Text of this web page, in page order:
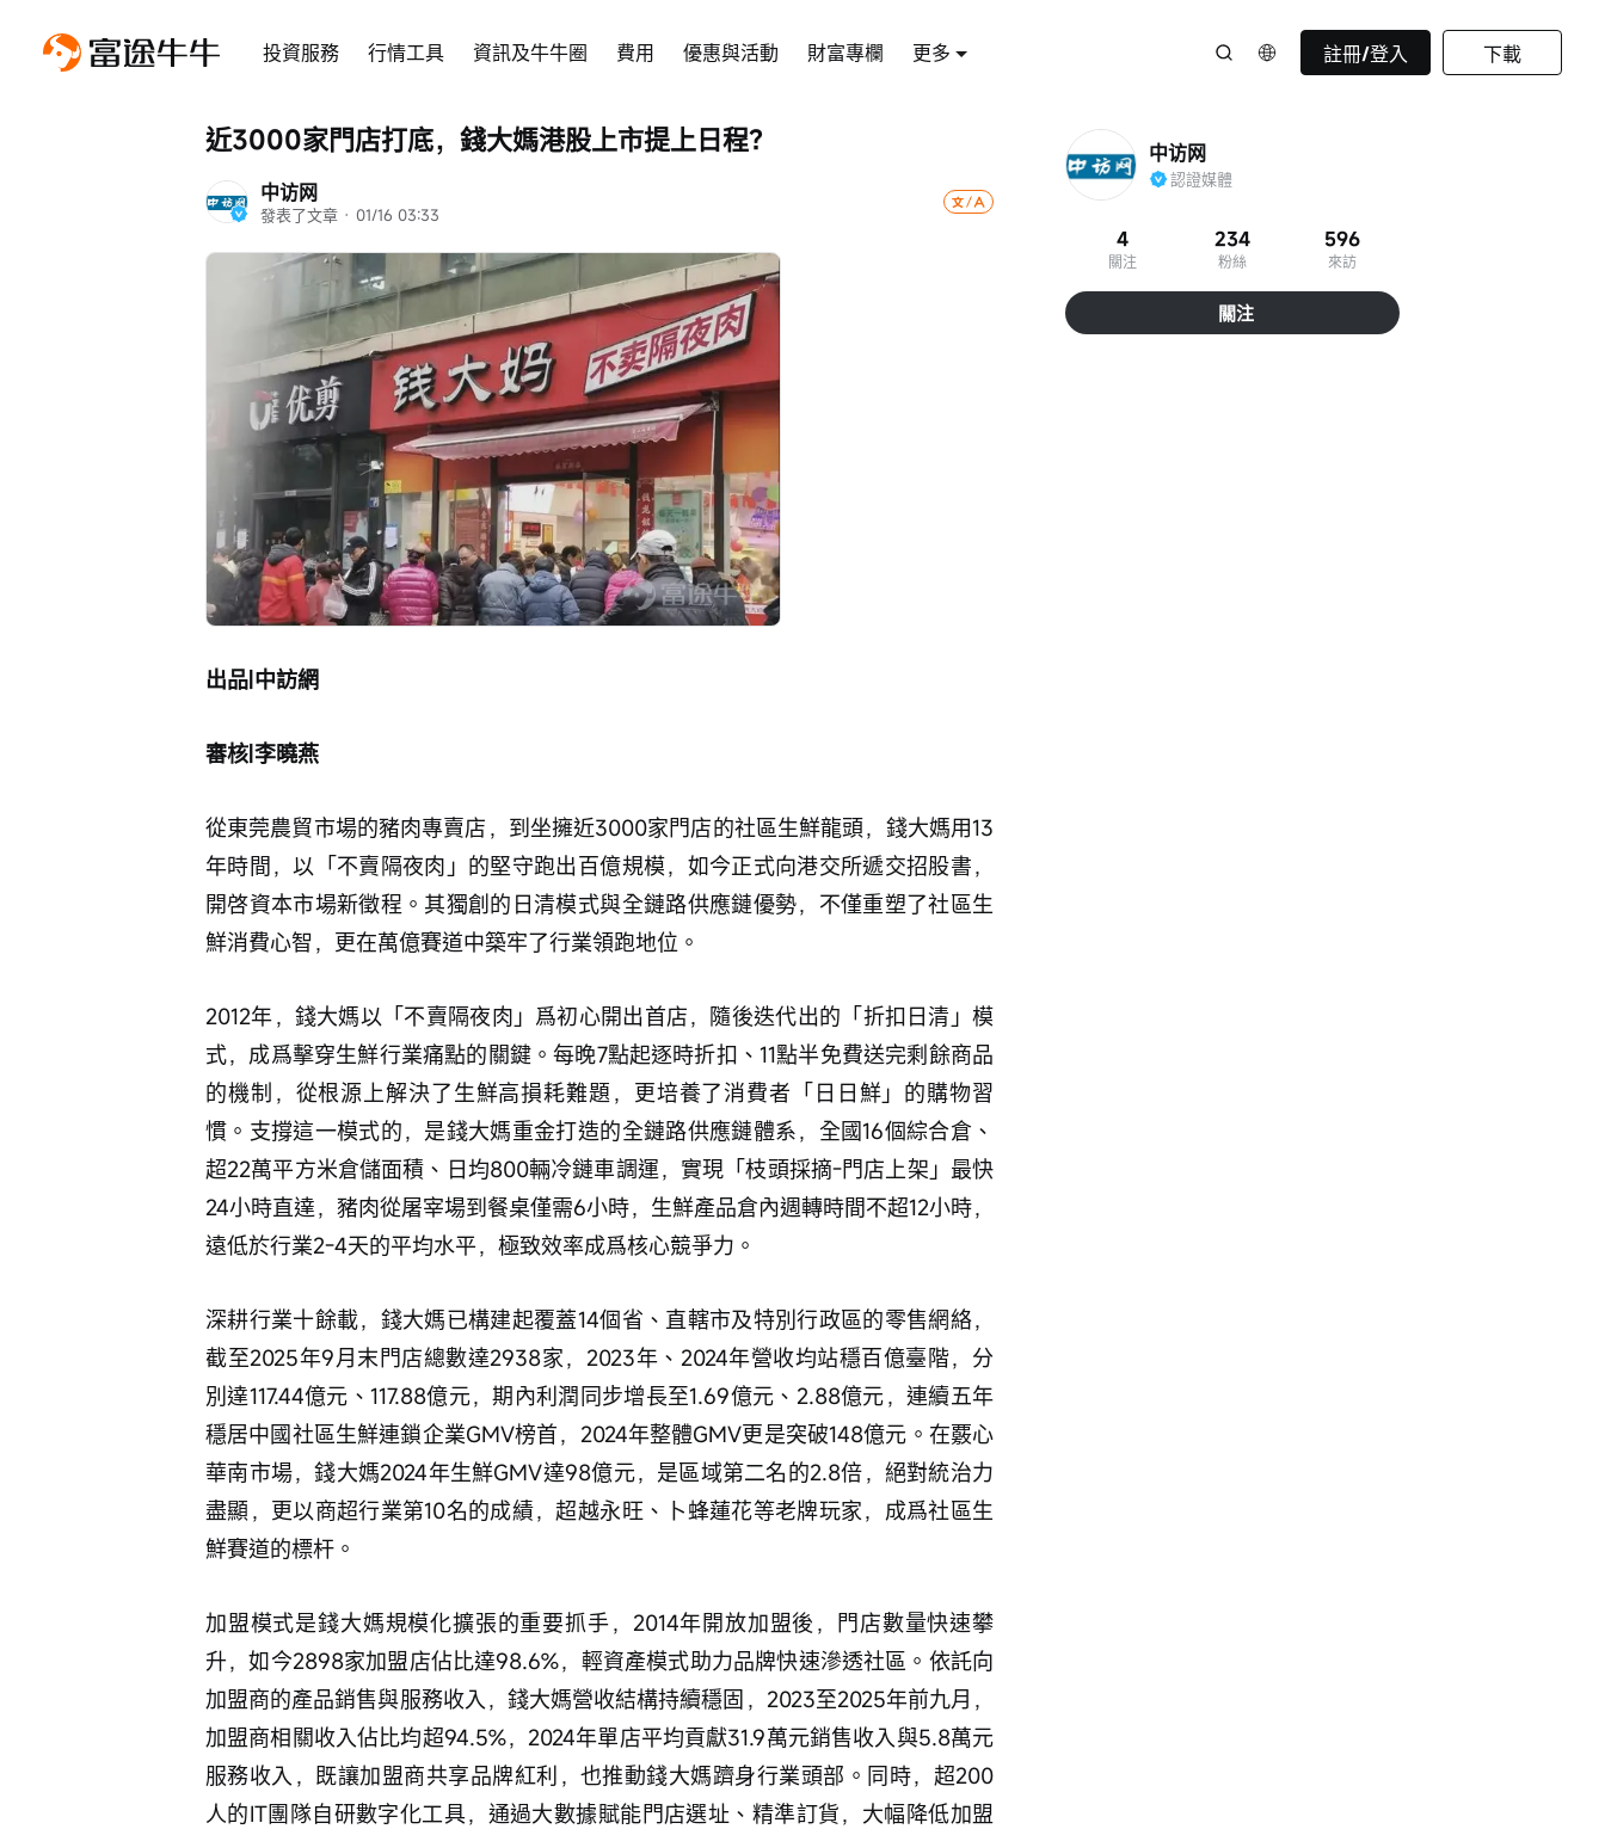
投資服務 行情工具 資訊及牛牛圈 費用 優惠與活動 財富專欄 更多 註冊/登入 下載
中访网
發表了文章 · 01/16 03:33
近3000家門店打底，錢大媽港股上市提上日程？
出品|中訪網
審核|李曉燕
從東莞農貿市場的豬肉專賣店，到坐擁近3000家門店的社區生鮮龍頭，錢大媽用13
年時間，以「不賣隔夜肉」的堅守跑出百億規模，如今正式向港交所遞交招股書，
開啓資本市場新徵程。其獨創的日清模式與全鏈路供應鏈優勢，不僅重塑了社區生
鮮消費心智，更在萬億賽道中築牢了行業領跑地位。
2012年，錢大媽以「不賣隔夜肉」爲初心開出首店，隨後迭代出的「折扣日清」模
式，成爲擊穿生鮮行業痛點的關鍵。每晚7點起逐時折扣、11點半免費送完剩餘商品
的機制，從根源上解決了生鮮高損耗難題，更培養了消費者「日日鮮」的購物習
慣。支撐這一模式的，是錢大媽重金打造的全鏈路供應鏈體系，全國16個綜合倉、
超22萬平方米倉儲面積、日均800輛冷鏈車調運，實現「枝頭採摘-門店上架」最快
24小時直達，豬肉從屠宰場到餐桌僅需6小時，生鮮產品倉內週轉時間不超12小時，
遠低於行業2-4天的平均水平，極致效率成爲核心競爭力。
深耕行業十餘載，錢大媽已構建起覆蓋14個省、直轄市及特別行政區的零售網絡，
截至2025年9月末門店總數達2938家，2023年、2024年營收均站穩百億臺階，分
別達117.44億元、117.88億元，期內利潤同步增長至1.69億元、2.88億元，連續五年
穩居中國社區生鮮連鎖企業GMV榜首，2024年整體GMV更是突破148億元。在覈心
華南市場，錢大媽2024年生鮮GMV達98億元，是區域第二名的2.8倍，絕對統治力
盡顯，更以商超行業第10名的成績，超越永旺、卜蜂蓮花等老牌玩家，成爲社區生
鮮賽道的標杆。
加盟模式是錢大媽規模化擴張的重要抓手，2014年開放加盟後，門店數量快速攀
升，如今2898家加盟店佔比達98.6%，輕資產模式助力品牌快速滲透社區。依託向
加盟商的產品銷售與服務收入，錢大媽營收結構持續穩固，2023至2025年前九月，
加盟商相關收入佔比均超94.5%，2024年單店平均貢獻31.9萬元銷售收入與5.8萬元
服務收入，既讓加盟商共享品牌紅利，也推動錢大媽躋身行業頭部。同時，超200
人的IT團隊自研數字化工具，通過大數據賦能門店選址、精準訂貨，大幅降低加盟
中访网
認證媒體
4
關注
234
粉絲
596
來訪
關注